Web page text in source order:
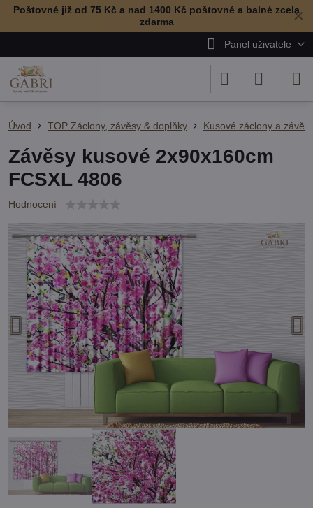
✕
Poštovné již od 75 Kč a nad 1400 Kč poštovné a balné zcela
zdarma
Panel uživatele
Úvod TOP Záclony, závěsy & doplňky Kusové záclony a
Závěsy kusové 2x90x160cm
FCSXL 4806
Hodnocení